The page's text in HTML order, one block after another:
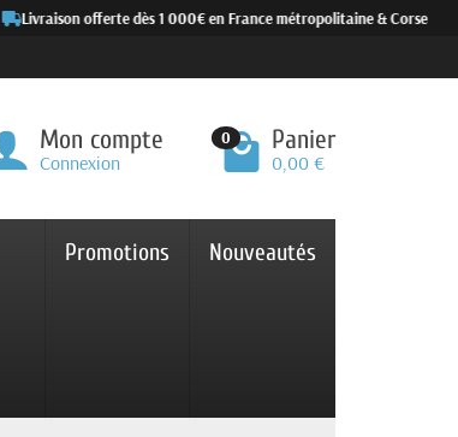
Livraison offerte dès 1 000€ en France métropolitaine & Corse
Mon compte
Connexion
0 Panier
0,00 €
Promotions Nouveautés